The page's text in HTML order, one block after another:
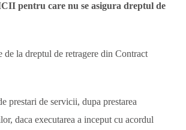
pentru care nu se asigura dreptul de
de la dreptul de retragere din Contract
prestari de servicii, dupa prestarea
daca executarea a inceput cu acordul